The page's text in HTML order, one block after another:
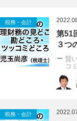
税務・会計
第51
３つ
賢
コ
税務・会計